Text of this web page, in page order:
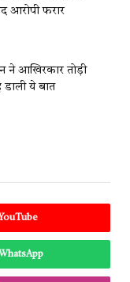
आरोपी फरार
ने आखिरकार तोड़ी
ये बात
WhatsApp